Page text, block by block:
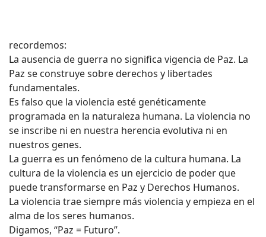
recordemos:
La ausencia de guerra no significa vigencia de Paz. La
Paz se construye sobre derechos y libertades
fundamentales.
Es falso que la violencia esté genéticamente
programada en la naturaleza humana. La violencia no
se inscribe ni en nuestra herencia evolutiva ni en
nuestros genes.
La guerra es un fenómeno de la cultura humana. La
cultura de la violencia es un ejercicio de poder que
puede transformarse en Paz y Derechos Humanos.
La violencia trae siempre más violencia y empieza en el
alma de los seres humanos.
Digamos, “Paz = Futuro”.